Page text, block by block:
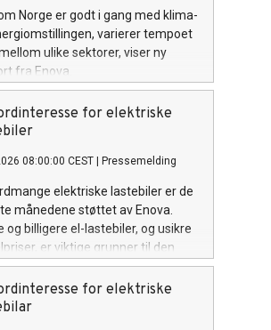
Norge er godt i gang med klima-
varierer tempoet
ulike sektorer, viser ny
fra Enova.
for elektriske
08:00:00 CEST Pressemelding
elektriske lastebiler er de
månedene støttet av Enova.
og billigere el-lastebiler, og usikre
er viktige grunner til den
for elektriske